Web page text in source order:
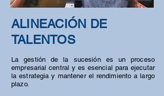
ALINEACIÓN DE
TALENTOS
La gestión de la sucesión es un proceso
empresarial central y es esencial para ejecutar
la estrategia y mantener el rendimiento a largo
plazo.